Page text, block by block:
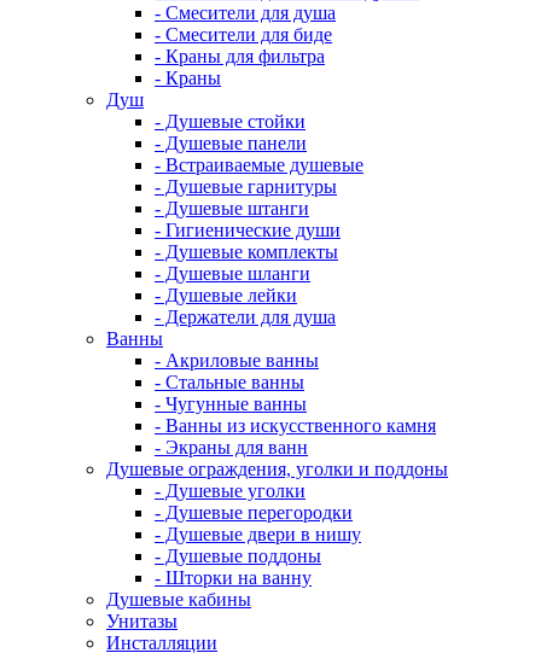
- Смесители для душа
- Смесители для биде
- Краны для фильтра
- Краны
Душ
- Душевые стойки
- Душевые панели
- Встраиваемые душевые
- Душевые гарнитуры
- Душевые штанги
- Гигиенические души
- Душевые комплекты
- Душевые шланги
- Душевые лейки
- Держатели для душа
Ванны
- Акриловые ванны
- Стальные ванны
- Чугунные ванны
- Ванны из искусственного камня
- Экраны для ванн
Душевые ограждения, уголки и поддоны
- Душевые уголки
- Душевые перегородки
- Душевые двери в нишу
- Душевые поддоны
- Шторки на ванну
Душевые кабины
Унитазы
Инсталляции